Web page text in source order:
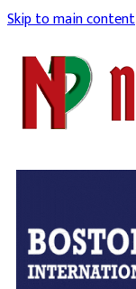
Skip to main content